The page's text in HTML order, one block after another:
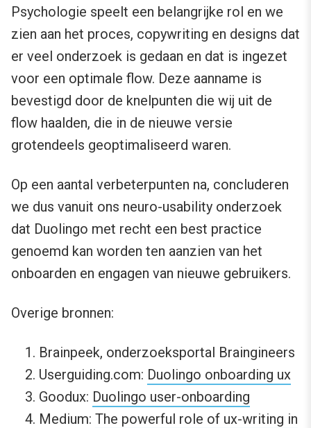
Psychologie speelt een belangrijke rol en we
zien aan het proces, copywriting en designs dat
er veel onderzoek is gedaan en dat is ingezet
voor een optimale flow. Deze aanname is
bevestigd door de knelpunten die wij uit de
flow haalden, die in de nieuwe versie
grotendeels geoptimaliseerd waren.
Op een aantal verbeterpunten na, concluderen
we dus vanuit ons neuro-usability onderzoek
dat Duolingo met recht een best practice
genoemd kan worden ten aanzien van het
onboarden en engagen van nieuwe gebruikers.
Overige bronnen:
Brainpeek, onderzoeksportal Braingineers
Userguiding.com: Duolingo onboarding ux
Goodux: Duolingo user-onboarding
Medium: The powerful role of ux-writing in